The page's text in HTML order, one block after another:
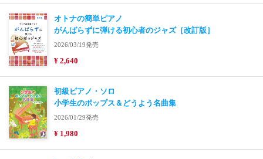
オトナの簡単ピアノ
がんばらずに弾ける初心者のジャズ［改訂版］
2026/03/19発売
¥ 2,640
初級ピアノ・ソロ
小学生のポップス＆どうよう名曲集
2026/01/29発売
¥ 1,980